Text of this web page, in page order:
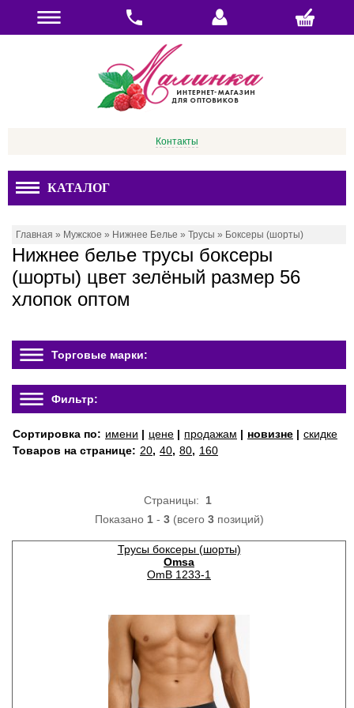
Контакты
КАТАЛОГ
Главная » Мужское » Нижнее Белье » Трусы » Боксеры (шорты)
Нижнее белье трусы боксеры
(шорты) цвет зелёный размер 56
хлопок оптом
Торговые марки:
Фильтр:
Сортировка по: имени | цене | продажам | новизне | скидке
Товаров на странице: 20, 40, 80, 160
Страницы: 1
Показано 1- 3(всего 3позиций)
Трусы боксеры (шорты)
Omsa
OmB 1233-1